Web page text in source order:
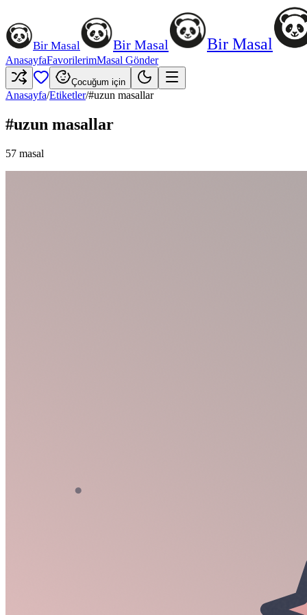
Bir Masal Bir Masal Bir Masal
AnasayfaFavorilerimMasal Gönder
Çocuğum için
Anasayfa/Etiketler/#uzun masallar
#uzun masallar
57 masal